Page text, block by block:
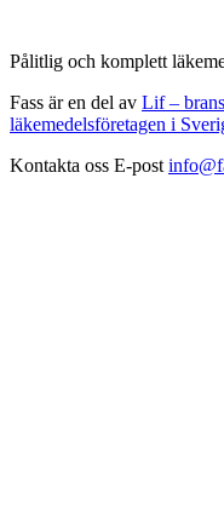
Pålitlig och komplett
Fass är en del av Lif –
läkemedelsföretagen i
Kontakta oss E-post